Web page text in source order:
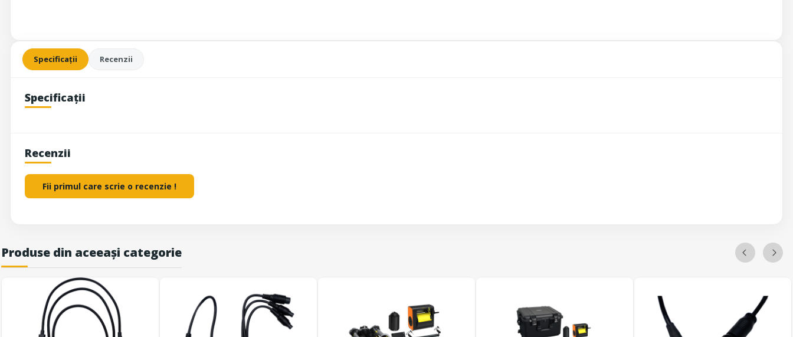
Specificații Recenzii
Specificații
Recenzii
Fii primul care scrie o recenzie !
Produse din aceeași categorie